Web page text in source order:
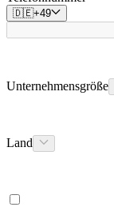
🇩🇪+49
Unternehmensgröße
Land